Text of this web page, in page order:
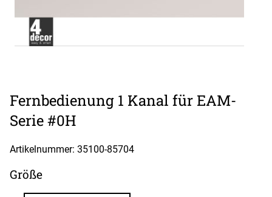
Fernbedienung 1 Kanal für EAM-
Serie #0H
Artikelnummer: 35100-85704
Größe